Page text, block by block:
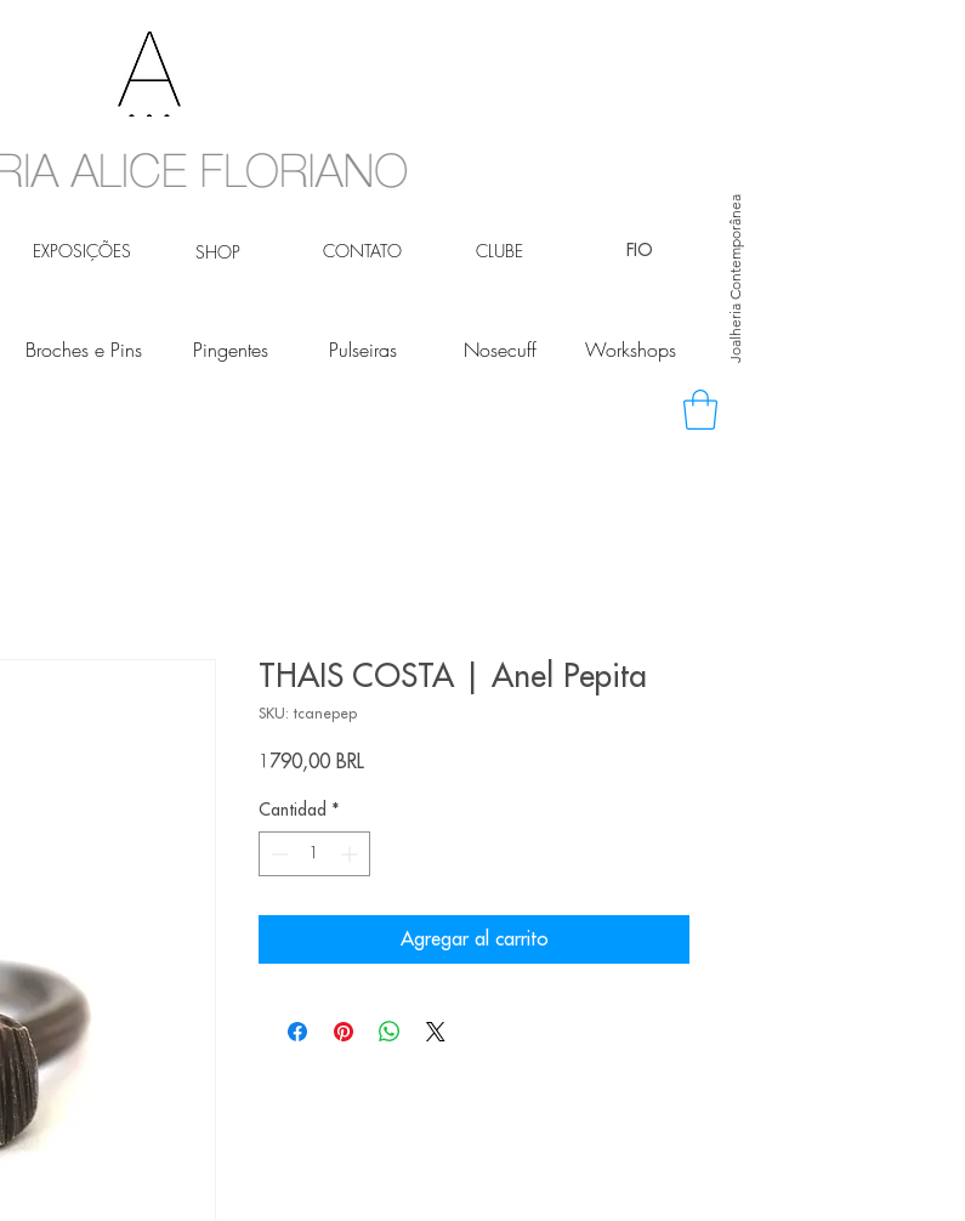
EXPOSIÇÕES SHOP CONTATO CLUBE Joalheria Contemporânea
FIO
Broches e Pins Pingentes Pulseiras Nosecuff Workshops
THAIS COSTA | Anel Pepita
SKU: tcanepep
1790,00 BRLPrecio
Cantidad *
Agregar al carrito